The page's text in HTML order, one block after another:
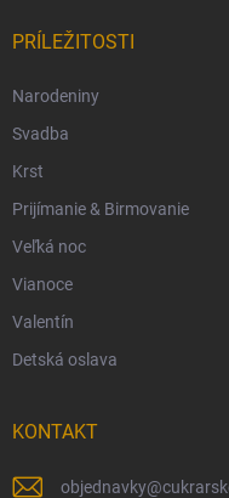
PRÍLEŽITOSTI
Narodeniny
Svadba
Krst
Prijímanie & Birmovanie
Veľká noc
Vianoce
Valentín
Detská oslava
KONTAKT
objednavky@